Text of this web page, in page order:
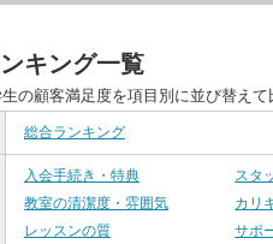
キング一覧
の顧客満足度を項目別に並び替えて
総合ランキング
入会手続き・特典 スタ
教室の清潔度・雰囲気
カリ
レッスンの質
サポ